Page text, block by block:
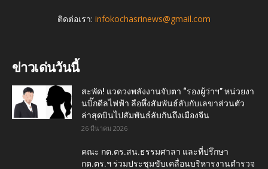
ติดต่อเรา: infokochasrinews@gmail.com
ข่าวเด่นวันนี้
สะพัด! แวดวงพลังงานจับตา “รองผู้ว่าฯ” หน่วยงา
นบิ๊กดีลไฟฟ้า ลือหึ่งสัมพันธ์ลับกับเลขาส่วนตัว
ล่าสุดบินไปสัมพันธ์ลับกันถึงเมืองจีน
26 มีนาคม 2026
คณะ กต.ตร.สน.ธรรมศาลา และที่ปรึกษา
กต.ตร.ฯ ร่วมประชุมขับเคลื่อนบริหารงานตำรวจ